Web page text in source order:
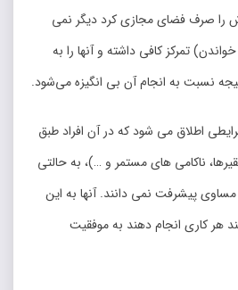
را صرف فضای مجازی کرد دیگر نمی
تمرکز کافی داشته و آنها را به
نسبت به انجام آن بی انگیزه می‌‌شود.
اطلاق می شود که در آن افراد طبق
ناکامی های مستمر و …)، به حالتی
پیشرفت نمی دانند. آنها به این
هر کاری انجام دهند به موفقیت